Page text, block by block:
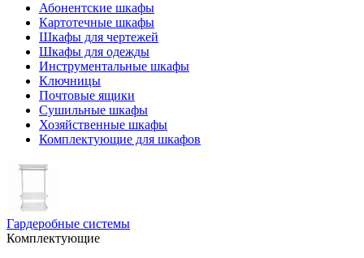
Абонентские шкафы
Картотечные шкафы
Шкафы для чертежей
Шкафы для одежды
Инструментальные шкафы
Ключницы
Почтовые ящики
Сушильные шкафы
Хозяйственные шкафы
Комплектующие для шкафов
Гардеробные системы
Комплектующие